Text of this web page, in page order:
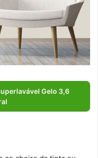
Gelo 3,6